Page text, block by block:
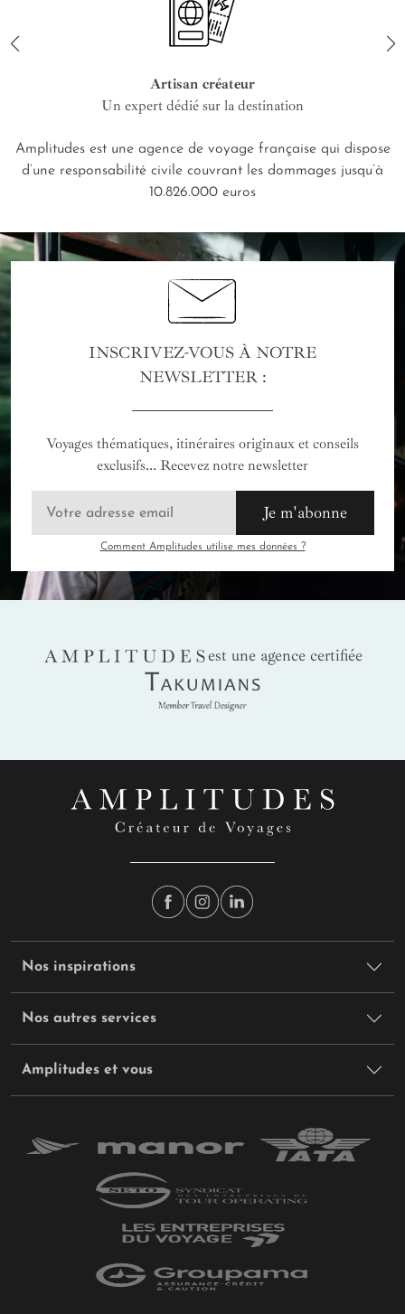
Artisan créateur
Un expert dédié sur la destination
Amplitudes est une agence de voyage française qui dispose
d’une responsabilité civile couvrant les dommages jusqu’à
10.826.000 euros
INSCRIVEZ-VOUS À NOTRE
NEWSLETTER :
Voyages thématiques, itinéraires originaux et conseils
exclusifs... Recevez notre newsletter
Je m'abonne
Comment Amplitudes utilise mes données ?
AMPLITUDES
est une agence certifiée
Takumians
Nos inspirations
Nos autres services
Amplitudes et vous